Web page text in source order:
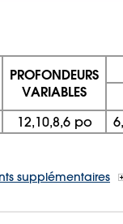
PROFONDEURS
VARIABLES
12,10,8,6 po
supplémentaires